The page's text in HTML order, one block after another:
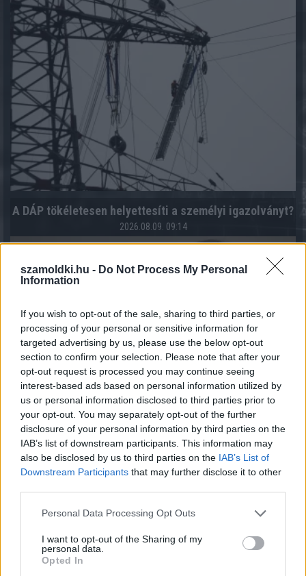
szamoldki.hu - Do Not Process My Personal
Information
If you wish to opt-out of the sale, sharing to third parties, or
processing of your personal or sensitive information for
targeted advertising by us, please use the below opt-out
section to confirm your selection. Please note that after your
opt-out request is processed you may continue seeing
interest-based ads based on personal information utilized by
us or personal information disclosed to third parties prior to
your opt-out. You may separately opt-out of the further
disclosure of your personal information by third parties on the
IAB’s list of downstream participants. This information may
also be disclosed by us to third parties on the IAB’s List of
Downstream Participants that may further disclose it to other
Please note that this website/app uses one or more Google
not limited to your visit or usage behaviour. You may click to
grant or deny consent to Google and its third-party tags to
use your data for below specified purposes in below Google
Personal Data Processing Opt Outs
I want to opt-out of the Sharing of my
personal data.
Opted In
A DÁP tökéletesen helyettesíti a személyi igazolványt?
2026.08.09. 09:14
És ezeket kiszámoltad már?